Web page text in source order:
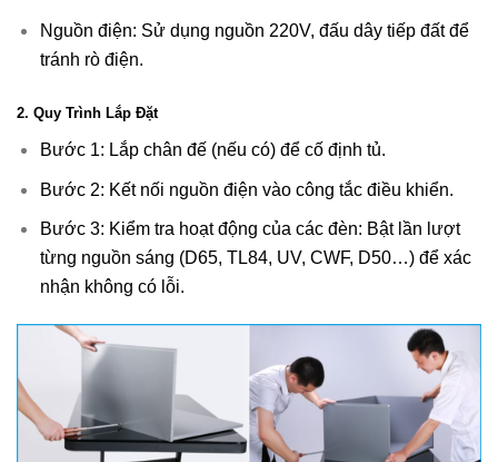
Nguồn điện: Sử dụng nguồn 220V, đấu dây tiếp đất để
tránh rò điện.
2. Quy Trình Lắp Đặt
Bước 1: Lắp chân đế (nếu có) để cố định tủ.
Bước 2: Kết nối nguồn điện vào công tắc điều khiển.
Bước 3: Kiểm tra hoạt động của các đèn: Bật lần lượt
từng nguồn sáng (D65, TL84, UV, CWF, D50…) để xác
nhận không có lỗi.